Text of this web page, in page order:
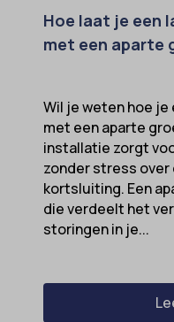
Hoe laat je een
met een aparte
Wil je weten hoe je
met een aparte
installatie zorgt
zonder stress
kortsluiting. Een
die verdeelt het
storingen in je...